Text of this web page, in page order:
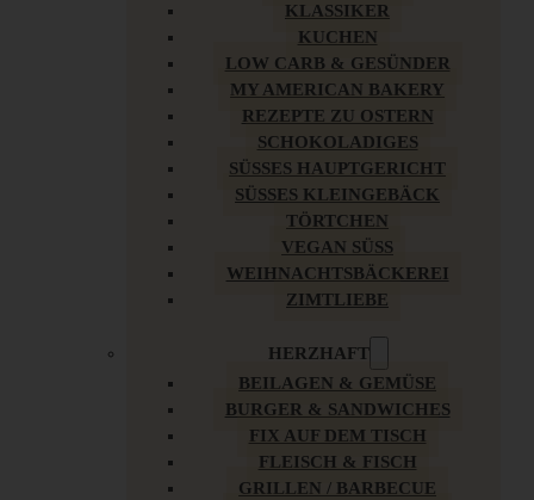
KLASSIKER
KUCHEN
LOW CARB & GESÜNDER
MY AMERICAN BAKERY
REZEPTE ZU OSTERN
SCHOKOLADIGES
SÜSSES HAUPTGERICHT
SÜSSES KLEINGEBÄCK
TÖRTCHEN
VEGAN SÜSS
WEIHNACHTSBÄCKEREI
ZIMTLIEBE
HERZHAFT
BEILAGEN & GEMÜSE
BURGER & SANDWICHES
FIX AUF DEM TISCH
FLEISCH & FISCH
GRILLEN / BARBECUE